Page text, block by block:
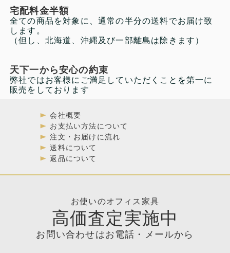
宅配料金半額
全ての商品を対象に、通常の半分の送料でお届け致
します。
（但し、北海道、沖縄及び一部離島は除きます）
天下一から安心の約束
弊社ではお客様にご満足していただくことを第一に
販売をしております
会社概要
お支払い方法について
注文・お届けに流れ
送料について
返品について
お使いのオフィス家具
高価査定実施中
お問い合わせはお電話・メールから